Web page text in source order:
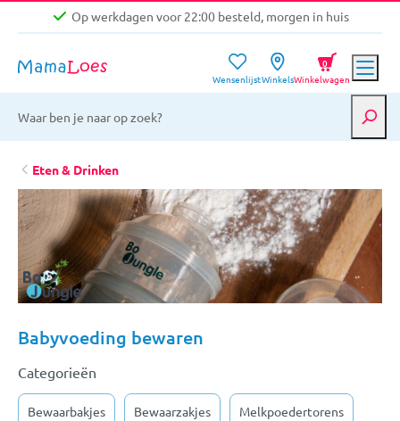
Op werkdagen voor 22:00 besteld, morgen in huis
Gratis verzending vanaf €39,-
Op werkdagen voor 22:00 besteld, morgen in huis
WensenlijstWinkelsWinkelwagen
0
Eten & Drinken
Babyvoeding bewaren
Categorieën
Bewaarbakjes Bewaarzakjes Melkpoedertorens